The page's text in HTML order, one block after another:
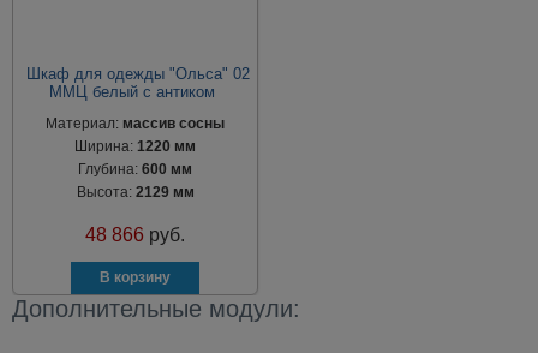
Шкаф для одежды "Ольса" 02
ММЦ белый с антиком
Материал: массив сосны
Ширина:1220 мм
Глубина:600 мм
Высота: 2129 мм
48 866 руб.
Дополнительные модули: